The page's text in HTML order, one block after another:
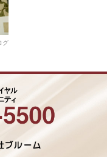
グ